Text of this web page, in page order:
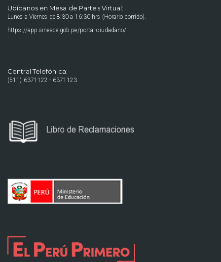
Ubícanos en Mesa de Partes Virtual:
Lunes a Viernes de 8:30 a 16:30 hrs (Horario corrido).
https://app.sineace.gob.pe/portal-ciudadano/
Central Telefónica:
(511) 6371122 - 6371123